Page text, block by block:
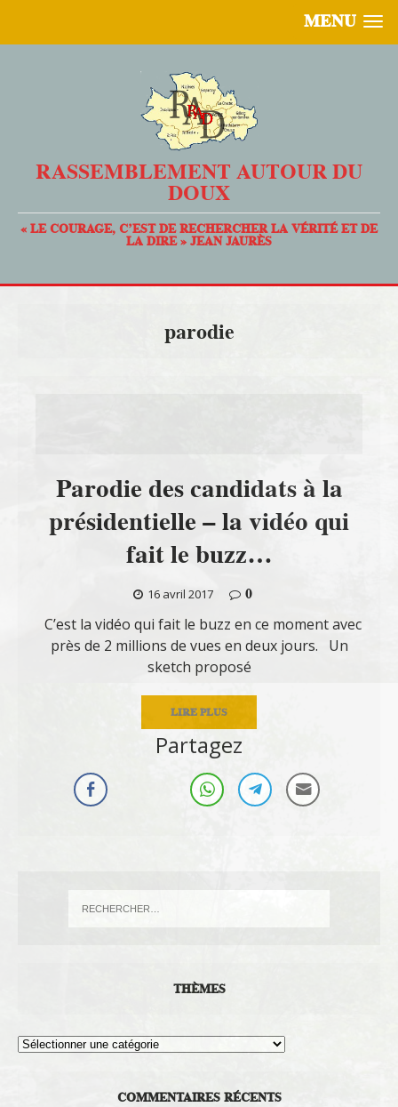
MENU
RASSEMBLEMENT AUTOUR DU
DOUX
« LE COURAGE, C’EST DE RECHERCHER LA VÉRITÉ ET DE
LA DIRE » JEAN JAURÈS
parodie
Parodie des candidats à la
présidentielle – la vidéo qui
fait le buzz…
16 avril 2017
0
C’est la vidéo qui fait le buzz en ce moment avec
près de 2 millions de vues en deux jours. Un
sketch proposé
LIRE PLUS
Partagez
THÈMES
Thèmes
COMMENTAIRES RÉCENTS